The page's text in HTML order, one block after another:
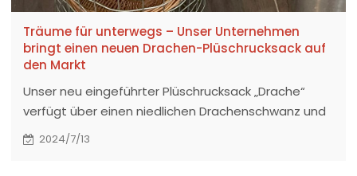
Träume für unterwegs – Unser Unternehmen
bringt einen neuen Drachen-Plüschrucksack auf
den Markt
Unser neu eingeführter Plüschrucksack „Drache“
verfügt über einen niedlichen Drachenschwanz und
eine transparente Schicht, die es Kindern
2024/7/13